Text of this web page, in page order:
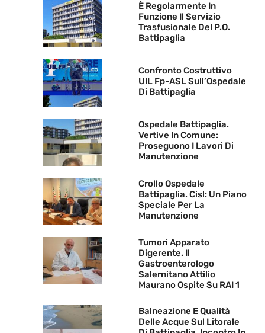
È Regolarmente In
Funzione Il Servizio
Trasfusionale Del P.O.
Battipaglia
Confronto Costruttivo
UIL Fp-ASL Sull’Ospedale
Di Battipaglia
Ospedale Battipaglia.
Vertive In Comune:
Proseguono I Lavori Di
Manutenzione
Crollo Ospedale
Battipaglia. Cisl: Un Piano
Speciale Per La
Manutenzione
Tumori Apparato
Digerente. Il
Gastroenterologo
Salernitano Attilio
Maurano Ospite Su RAI 1
Balneazione E Qualità
Delle Acque Sul Litorale